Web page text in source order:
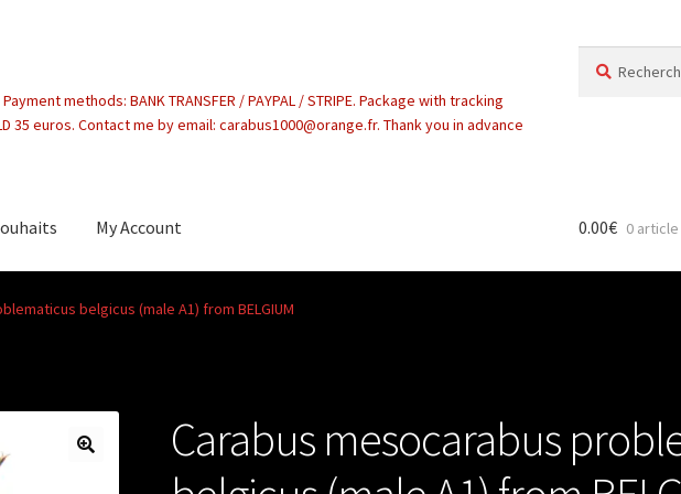
methods: BANK TRANSFER / PAYPAL / STRIPE. Package with tracking
35 euros. Contact me by email: carabus1000@orange.fr. Thank you in advance
pour :
My Account 0.00€ 0 article
belgicus (male A1) from BELGIUM
Carabus mesocarabus